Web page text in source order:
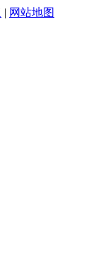
| 网站地图